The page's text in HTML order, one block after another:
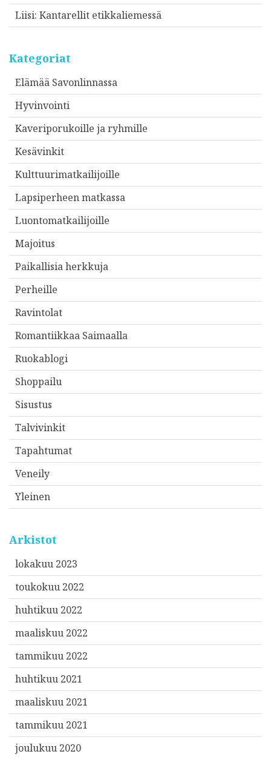
Liisi: Kantarellit etikkaliemessä
Kategoriat
Elämää Savonlinnassa
Hyvinvointi
Kaveriporukoille ja ryhmille
Kesävinkit
Kulttuurimatkailijoille
Lapsiperheen matkassa
Luontomatkailijoille
Majoitus
Paikallisia herkkuja
Perheille
Ravintolat
Romantiikkaa Saimaalla
Ruokablogi
Shoppailu
Sisustus
Talvivinkit
Tapahtumat
Veneily
Yleinen
Arkistot
lokakuu 2023
toukokuu 2022
huhtikuu 2022
maaliskuu 2022
tammikuu 2022
huhtikuu 2021
maaliskuu 2021
tammikuu 2021
joulukuu 2020